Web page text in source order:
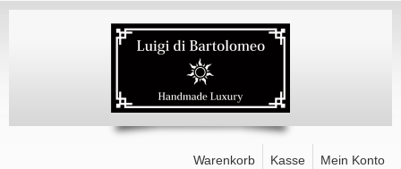
Warenkorb Kasse Mein Konto